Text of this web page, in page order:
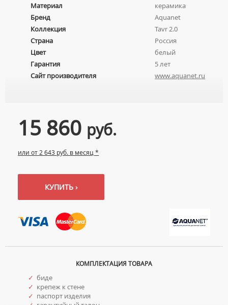
Материал
керамика
Бренд
Aquanet
Коллекция
Tavr 2.0
Страна
Россия
Цвет
белый
Гарантия
5 лет
Сайт производителя
www.aquanet.ru
15 860 руб.
или от 2 643 руб. в месяц *
КУПИТЬ ›
КОМПЛЕКТАЦИЯ ТОВАРА
✓ биде
✓ крепеж к стене
✓ паспорт изделия
УМЫВАЛЬНИКИ С ПЬЕДЕСТАЛАМИ
ПЬЕДЕСТАЛЫ ДЛЯ УМЫВАЛЬНИКОВ
ПОЛУПЬЕДЕСТАЛЫ ДЛЯ УМЫВАЛЬНИКОВ
КОМПЛЕКТУЮЩИЕ ДЛЯ УНИТАЗОВ